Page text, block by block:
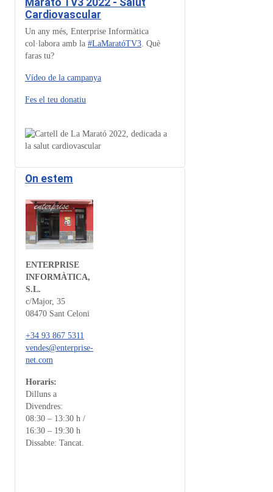
Marató TV3 2022 - Salut
Cardiovascular
Un any més, Enterprise Informàtica
col·labora amb la #LaMaratóTV3. Què
faras tu?
Vídeo de la campanya
Fes el teu donatiu
On estem
ENTERPRISE
INFORMÀTICA,
S.L.
c/Major, 35
08470 Sant Celoni
+34 93 867 5311
vendes@enterprise-
net.com
Horaris:
Dilluns a
Divendres:
08:30 – 13:30 h /
16:30 – 19:30 h
Dissabte: Tancat.